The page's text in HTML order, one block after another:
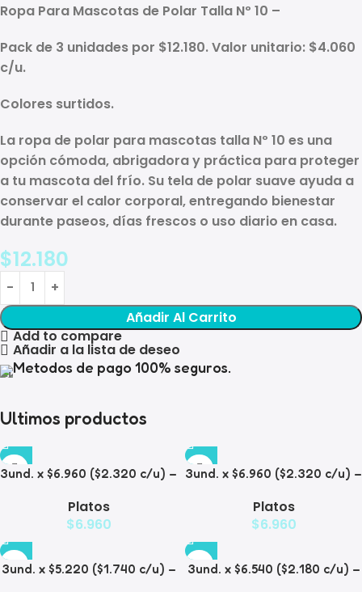
Ropa Para Mascotas de Polar Talla Nº 10 –
Pack de 3 unidades por $12.180. Valor unitario: $4.060
c/u.
Colores surtidos.
La ropa de polar para mascotas talla Nº 10 es una
opción cómoda, abrigadora y práctica para proteger
a tu mascota del frío. Su tela de polar suave ayuda a
conservar el calor corporal, entregando bienestar
durante paseos, días frescos o uso diario en casa.
$12.180
Añadir Al Carrito
Add to compare
Añadir a la lista de deseo
Metodos de pago 100% seguros.
Ultimos productos
3und. x $6.960 ($2.320 c/u) –
Diamante
Platos
$6.960
3und. x $6.960 ($2.320 c/u) –
Platos
$6.960
3und. x $5.220 ($1.740 c/u) –
3und. x $6.540 ($2.180 c/u) –